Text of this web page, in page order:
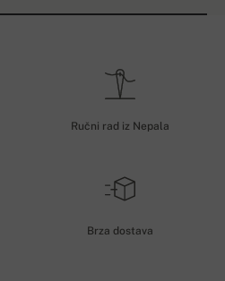
Ručni rad iz Nepala
Brza dostava